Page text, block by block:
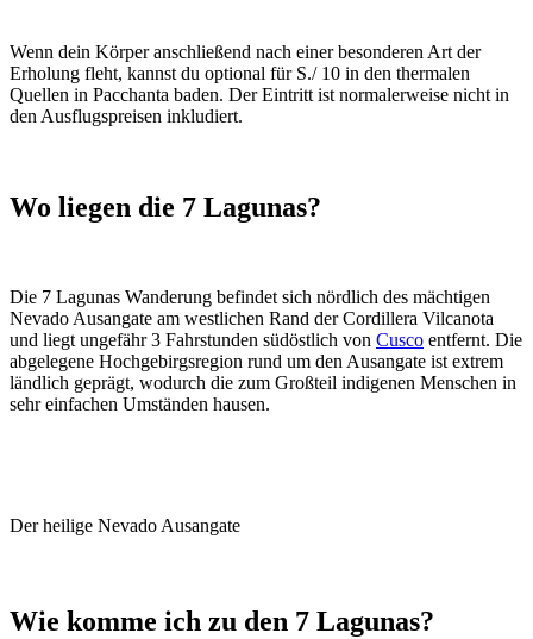
Wenn dein Körper anschließend nach einer besonderen Art der
Erholung fleht, kannst du optional für S./ 10 in den thermalen
Quellen in Pacchanta baden. Der Eintritt ist normalerweise nicht in
den Ausflugspreisen inkludiert.
Wo liegen die 7 Lagunas?
Die 7 Lagunas Wanderung befindet sich nördlich des mächtigen
Nevado Ausangate am westlichen Rand der Cordillera Vilcanota
und liegt ungefähr 3 Fahrstunden südöstlich von Cusco entfernt. Die
abgelegene Hochgebirgsregion rund um den Ausangate ist extrem
ländlich geprägt, wodurch die zum Großteil indigenen Menschen in
sehr einfachen Umständen hausen.
Der heilige Nevado Ausangate
Wie komme ich zu den 7 Lagunas?